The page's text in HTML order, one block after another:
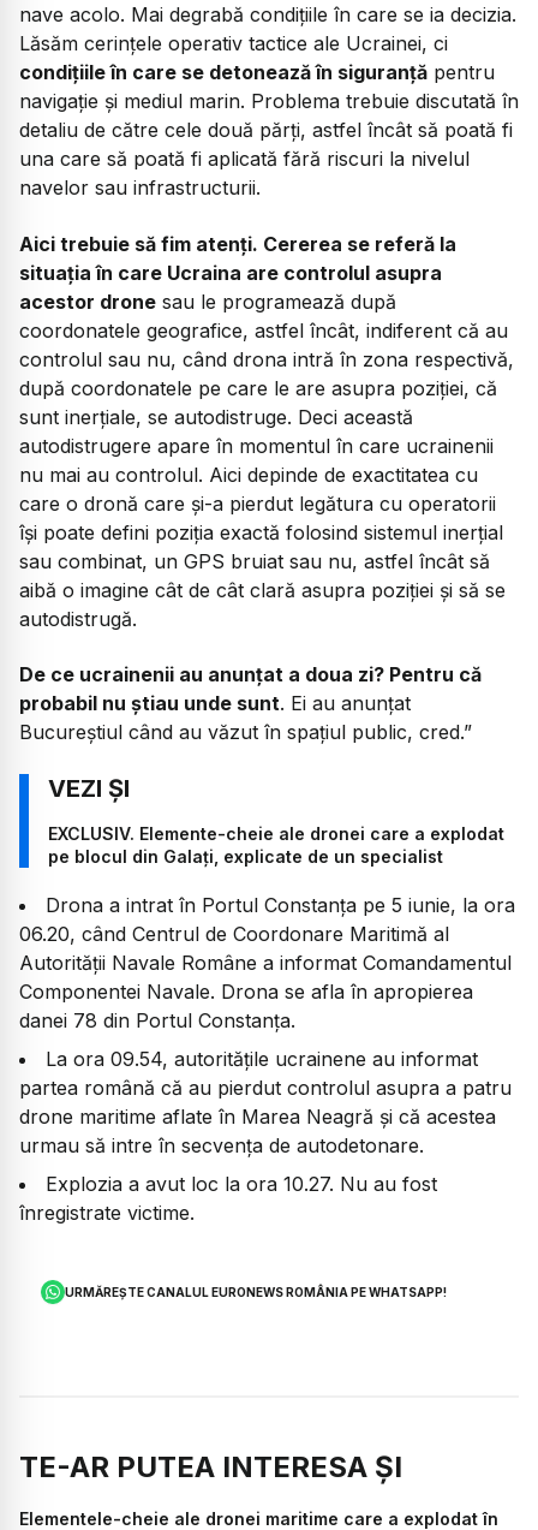
nave acolo. Mai degrabă condițiile în care se ia decizia.
Lăsăm cerințele operativ tactice ale Ucrainei, ci
condițiile în care se detonează în siguranță pentru
navigație și mediul marin. Problema trebuie discutată în
detaliu de către cele două părți, astfel încât să poată fi
una care să poată fi aplicată fără riscuri la nivelul
navelor sau infrastructurii.
Aici trebuie să fim atenți. Cererea se referă la
situația în care Ucraina are controlul asupra
acestor drone sau le programează după
coordonatele geografice, astfel încât, indiferent că au
controlul sau nu, când drona intră în zona respectivă,
după coordonatele pe care le are asupra poziției, că
sunt inerțiale, se autodistruge. Deci această
autodistrugere apare în momentul în care ucrainenii
nu mai au controlul. Aici depinde de exactitatea cu
care o dronă care și-a pierdut legătura cu operatorii
își poate defini poziția exactă folosind sistemul inerțial
sau combinat, un GPS bruiat sau nu, astfel încât să
aibă o imagine cât de cât clară asupra poziției și să se
autodistrugă.
De ce ucrainenii au anunțat a doua zi? Pentru că
probabil nu știau unde sunt. Ei au anunțat
Bucureștiul când au văzut în spațiul public, cred.”
EXCLUSIV. Elemente-cheie ale dronei care a explodat
pe blocul din Galați, explicate de un specialist
Drona a intrat în Portul Constanța pe 5 iunie, la ora
06.20, când Centrul de Coordonare Maritimă al
Autorității Navale Române a informat Comandamentul
Componentei Navale. Drona se afla în apropierea
danei 78 din Portul Constanța.
La ora 09.54, autoritățile ucrainene au informat
partea română că au pierdut controlul asupra a patru
drone maritime aflate în Marea Neagră și că acestea
urmau să intre în secvența de autodetonare.
Explozia a avut loc la ora 10.27. Nu au fost
înregistrate victime.
URMĂREȘTE CANALUL EURONEWS ROMÂNIA PE WHATSAPP!
TE-AR PUTEA INTERESA ȘI
Elementele-cheie ale dronei maritime care a explodat în